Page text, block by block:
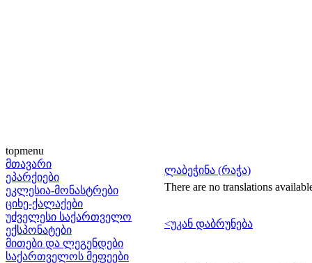
topmenu
მთავარი
ეპარქიები
ეკლესია-მონასტრები
ციხე-ქალაქები
უძველესი საქართველო
ექსპონატები
მითები და ლეგენდები
საქართველოს მეფეები
ლაბეჭინა (რაჭა)
There are no translations
<უკან დაბრუნება